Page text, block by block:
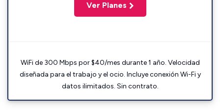
Ver Planes
WiFi de 300 Mbps por $40/mes durante 1 año. Velocidad
diseñada para el trabajo y el ocio. Incluye conexión Wi-Fi y
datos ilimitados. Sin contrato.